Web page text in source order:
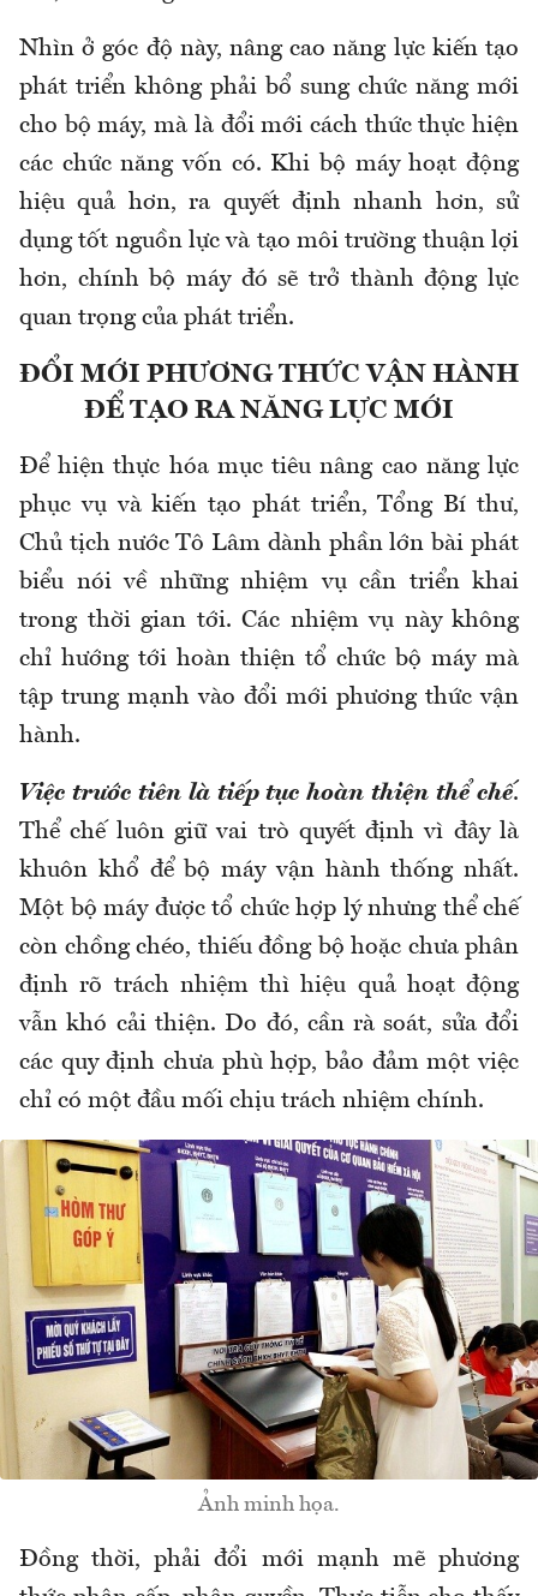
Nhìn ở góc độ này, nâng cao năng lực kiến tạo
phát triển không phải bổ sung chức năng mới
cho bộ máy, mà là đổi mới cách thức thực hiện
các chức năng vốn có. Khi bộ máy hoạt động
hiệu quả hơn, ra quyết định nhanh hơn, sử
dụng tốt nguồn lực và tạo môi trường thuận lợi
hơn, chính bộ máy đó sẽ trở thành động lực
quan trọng của phát triển.
ĐỔI MỚI PHƯƠNG THỨC VẬN HÀNH
ĐỂ TẠO RA NĂNG LỰC MỚI
Để hiện thực hóa mục tiêu nâng cao năng lực
phục vụ và kiến tạo phát triển, Tổng Bí thư,
Chủ tịch nước Tô Lâm dành phần lớn bài phát
biểu nói về những nhiệm vụ cần triển khai
trong thời gian tới. Các nhiệm vụ này không
chỉ hướng tới hoàn thiện tổ chức bộ máy mà
tập trung mạnh vào đổi mới phương thức vận
hành.
Việc trước tiên là tiếp tục hoàn thiện thể chế.
Thể chế luôn giữ vai trò quyết định vì đây là
khuôn khổ để bộ máy vận hành thống nhất.
Một bộ máy được tổ chức hợp lý nhưng thể chế
còn chồng chéo, thiếu đồng bộ hoặc chưa phân
định rõ trách nhiệm thì hiệu quả hoạt động
vẫn khó cải thiện. Do đó, cần rà soát, sửa đổi
các quy định chưa phù hợp, bảo đảm một việc
chỉ có một đầu mối chịu trách nhiệm chính.
Ảnh minh họa.
Đồng thời, phải đổi mới mạnh mẽ phương